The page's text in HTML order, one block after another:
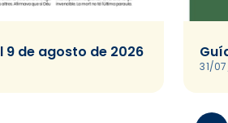
9 de agosto de 2026
31/